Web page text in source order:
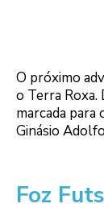
O próximo
o Terra Roxa.
marcada para
Ginásio
Foz